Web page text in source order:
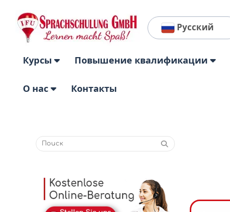
Русский
Курсы Повышение квалификации
О нас Контакты